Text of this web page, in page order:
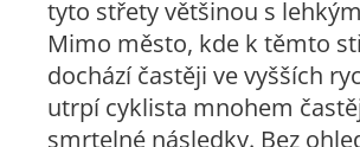
tyto střety většinou s
Mimo město, kde k těmto
dochází častěji ve vyšších
utrpí cyklista mnohem
smrtelné následky. Bez